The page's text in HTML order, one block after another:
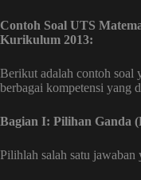
Contoh Soal UTS
Kurikulum 2013:
Berikut adalah contoh soal
berbagai kompetensi yang
Bagian I: Pilihan Ganda
Pilihlah salah satu jawaban